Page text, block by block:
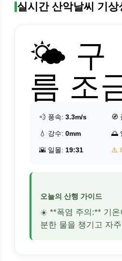
실시간 산악날씨 기상
🌤️ 구
름 조
💨 풍속: 3.3m/s 🧭
💧 강수: 0mm 🌅
🌇 일몰: 19:31 ⚠️
오늘의 산행 가이드
☀️ **폭염 주의:** 기온
분한 물을 챙기고 자